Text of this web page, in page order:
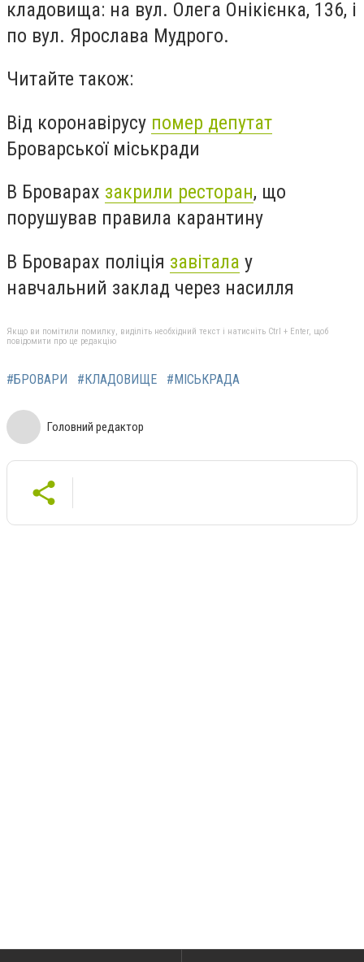
кладовища: на вул. Олега Онікієнка, 136, і
по вул. Ярослава Мудрого.
Читайте також:
Від коронавірусу помер депутат
Броварської міськради
В Броварах закрили ресторан, що
порушував правила карантину
В Броварах поліція завітала у
навчальний заклад через насилля
Якщо ви помітили помилку, виділіть необхідний текст і натисніть Ctrl + Enter, щоб
повідомити про це редакцію
#БРОВАРИ #КЛАДОВИЩЕ #МІСЬКРАДА
Головний редактор